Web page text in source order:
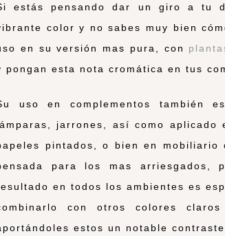
estás pensando dar un giro a tu
color y no sabes muy bien
en su versión mas pura, con
pongan esta nota cromática en tus
uso en complementos también
jarrones, así como
pintados, o bien en mobiliario
para los mas arriesgados,
en todos los ambientes es
con otros colores
estos un notable